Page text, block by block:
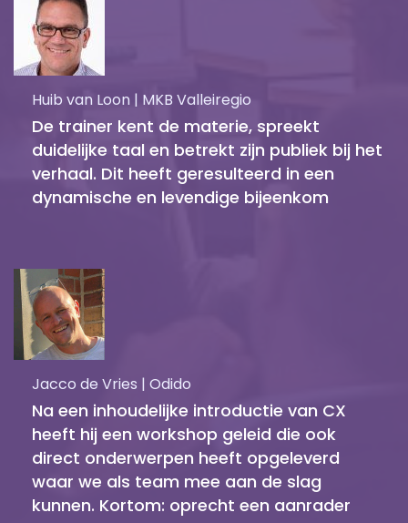
Huib van Loon | MKB Valleiregio
De trainer kent de materie, spreekt
duidelijke taal en betrekt zijn publiek bij het
verhaal. Dit heeft geresulteerd in een
dynamische en levendige bijeenkom
Jacco de Vries | Odido
Na een inhoudelijke introductie van CX
heeft hij een workshop geleid die ook
direct onderwerpen heeft opgeleverd
waar we als team mee aan de slag
kunnen. Kortom: oprecht een aanrader